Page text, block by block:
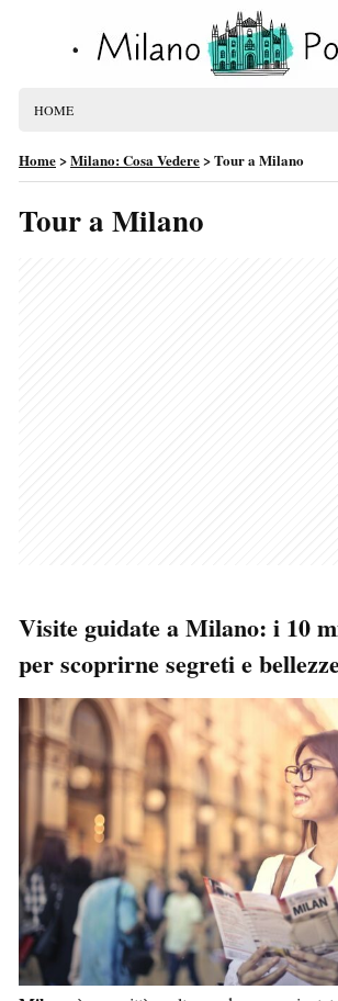
HOME
Home>Milano: Cosa Vedere>Tour a Milano
Tour a Milano
Visite guidate a Milano: i 10
per scoprirne segreti e